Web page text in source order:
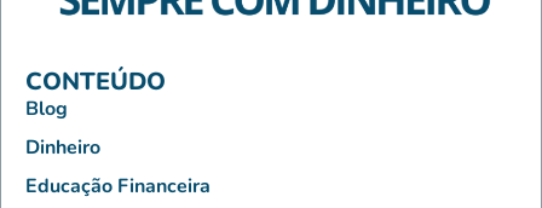
CONTEÚDO
Blog
Dinheiro
Educação Financeira